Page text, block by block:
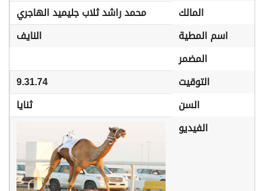
المالك
محمد راشد ثلاب جليميد الهاجري
اسم المطية
النايف
المضمر
التوقيت
9.31.74
السن
ثنايا
الفيديو